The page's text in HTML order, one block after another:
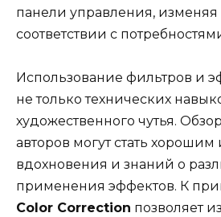
панели управления,
соответствии с
Использование фильтров и
не только технических
художественного чутья.
авторов могут стать
вдохновения и знаний о
применения эффектов. К
Color Correction позволяет